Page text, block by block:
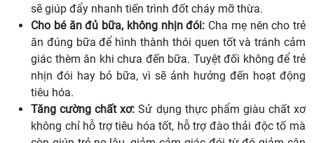
sẽ giúp đẩy nhanh tiến trình đốt cháy mỡ thừa.
Cho bé ăn đủ bữa, không nhịn đói: Cha mẹ nên cho trẻ
ăn đúng bữa để hình thành thói quen tốt và tránh cảm
giác thèm ăn khi chưa đến bữa. Tuyệt đối không để trẻ
nhịn đói hay bỏ bữa, vì sẽ ảnh hưởng đến hoạt động
tiêu hóa.
Tăng cường chất xơ:Sử dụng thực phẩm giàu chất xơ
không chỉ hỗ trợ tiêu hóa tốt, hỗ trợ đào thải độc tố mà